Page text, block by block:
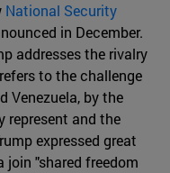
National Security
in December.
addresses the rivalry
to the challenge
Venezuela, by the
represent and the
expressed great
join "shared freedom